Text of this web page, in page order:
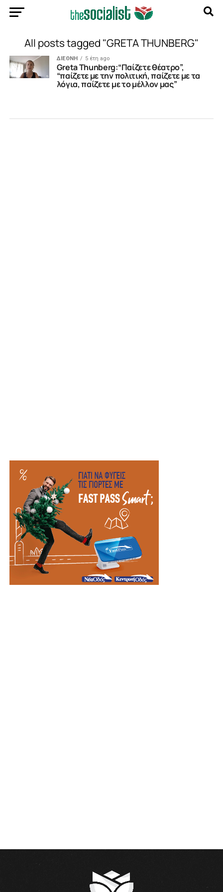
All posts tagged "GRETA THUNBERG"
ΔΙΕΘΝΗ 5 έτη ago
Greta Thunberg:“Παίζετε θέατρο”,
“παίζετε με την πολιτική, παίζετε με τα
λόγια, παίζετε με το μέλλον μας”